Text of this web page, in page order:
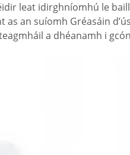
leat idirghníomhú le
an suíomh Gréasáin
a dhéanamh i